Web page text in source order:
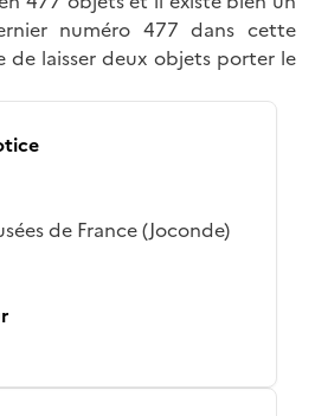
numéro 477 dans cette
laisser deux objets porter le
de France (Joconde)